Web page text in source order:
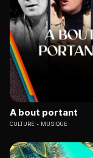
A bout portant
CULTURE MUSIQUE